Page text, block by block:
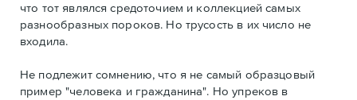
что тот являлся средоточием и коллекцией самых
разнообразных пороков. Но трусость в их число не
входила.
Не подлежит сомнению, что я не самый образцовый
пример "человека и гражданина". Но упреков в